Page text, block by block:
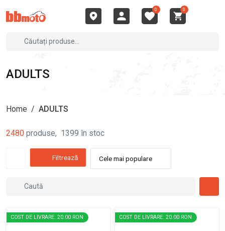
0 0
ADULTS
Home / ADULTS
2480 produse, 1399 în stoc
Filtrează Cele mai populare
COST DE LIVRARE: 20.00 RON COST DE LIVRARE: 20.00 RON